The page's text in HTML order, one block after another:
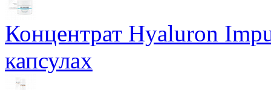
Концентрат Hyaluron
капсулах